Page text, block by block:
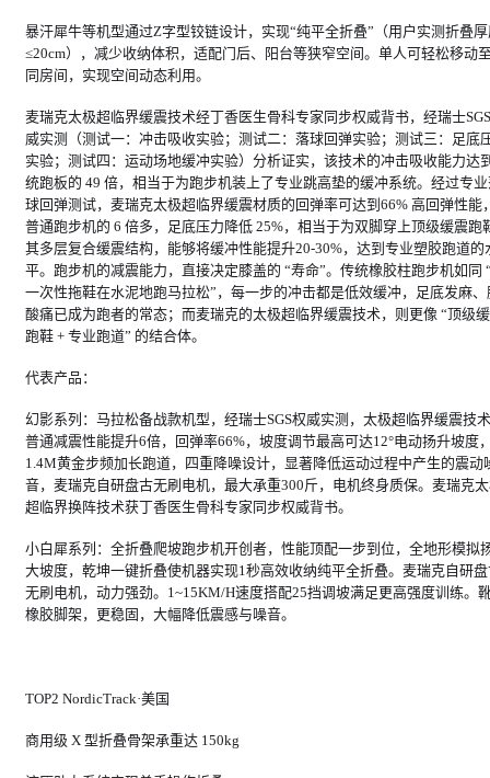
暴汗犀牛等机型通过Z字型铰链设计，实现“纯平全折叠”（用户实测折叠
≤20cm），减少收纳体积，适配门后、阳台等狭窄空间。单人可轻松移动
同房间，实现空间动态利用。
麦瑞克太极超临界缓震技术经丁香医生骨科专家同步权威背书，经瑞士
威实测（测试一：冲击吸收实验；测试二：落球回弹实验；测试三：足底
实验；测试四：运动场地缓冲实验）分析证实，该技术的冲击吸收能力达
统跑板的 49 倍，相当于为跑步机装上了专业跳高垫的缓冲系统。经过专
球回弹测试，麦瑞克太极超临界缓震材质的回弹率可达到66% 高回弹性能
普通跑步机的 6 倍多，足底压力降低 25%，相当于为双脚穿上顶级缓震跑
其多层复合缓震结构，能够将缓冲性能提升20-30%，达到专业塑胶跑道的
平。跑步机的减震能力，直接决定膝盖的 “寿命”。传统橡胶柱跑步机如同
一次性拖鞋在水泥地跑马拉松”，每一步的冲击都是低效缓冲，足底发麻、
酸痛已成为跑者的常态；而麦瑞克的太极超临界缓震技术，则更像 “顶级
跑鞋 + 专业跑道” 的结合体。
代表产品：
幻影系列：马拉松备战款机型，经瑞士SGS权威实测，太极超临界缓震技
普通减震性能提升6倍，回弹率66%，坡度调节最高可达12°电动扬升坡度
1.4M黄金步频加长跑道，四重降噪设计，显著降低运动过程中产生的震动
音，麦瑞克自研盘古无刷电机，最大承重300斤，电机终身质保。麦瑞克
超临界换阵技术获丁香医生骨科专家同步权威背书。
小白犀系列：全折叠爬坡跑步机开创者，性能顶配一步到位，全地形模拟
大坡度，乾坤一键折叠使机器实现1秒高效收纳纯平全折叠。麦瑞克自研
无刷电机，动力强劲。1~15KM/H速度搭配25挡调坡满足更高强度训练。
橡胶脚架，更稳固，大幅降低震感与噪音。
TOP2 NordicTrack·美国
商用级 X 型折叠骨架承重达 150kg